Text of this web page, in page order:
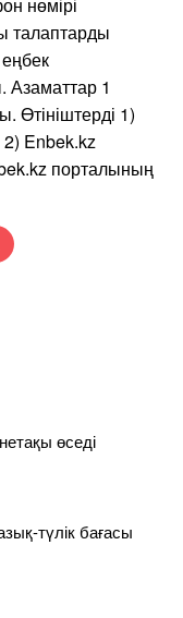
талаптарды
1
Өтініштерді 1)
Enbek.kz
порталының
өседі
түлік бағасы